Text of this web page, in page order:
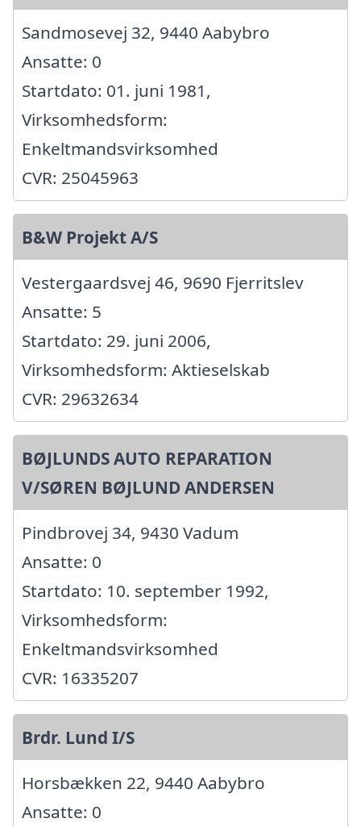
Sandmosevej 32, 9440 Aabybro
Ansatte: 0
Startdato: 01. juni 1981,
Virksomhedsform:
Enkeltmandsvirksomhed
CVR: 25045963
B&W Projekt A/S
Vestergaardsvej 46, 9690 Fjerritslev
Ansatte: 5
Startdato: 29. juni 2006,
Virksomhedsform: Aktieselskab
CVR: 29632634
BØJLUNDS AUTO REPARATION
V/SØREN BØJLUND ANDERSEN
Pindbrovej 34, 9430 Vadum
Ansatte: 0
Startdato: 10. september 1992,
Virksomhedsform:
Enkeltmandsvirksomhed
CVR: 16335207
Brdr. Lund I/S
Horsbækken 22, 9440 Aabybro
Ansatte: 0